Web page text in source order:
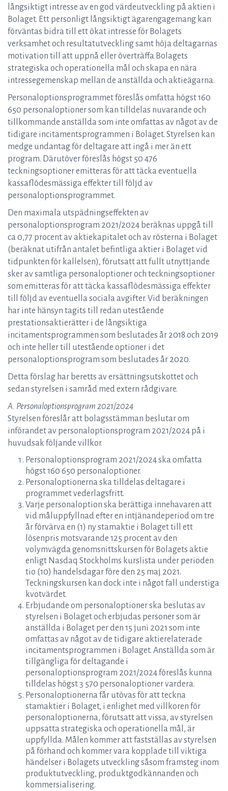
långsiktigt intresse av en god värdeutveckling på aktien i
Bolaget. Ett personligt långsiktigt ägarengagemang kan
förväntas bidra till ett ökat intresse för Bolagets
verksamhet och resultatutveckling samt höja deltagarnas
motivation till att uppnå eller överträffa Bolagets
strategiska och operationella mål och skapa en nära
intressegemenskap mellan de anställda och aktieägarna.
Personaloptionsprogrammet föreslås omfatta högst 160
650 personaloptioner som kan tilldelas nuvarande och
tillkommande anställda som inte omfattas av något av de
tidigare incitamentsprogrammen i Bolaget. Styrelsen kan
medge undantag för deltagare att ingå i mer än ett
program. Därutöver föreslås högst 50 476
teckningsoptioner emitteras för att täcka eventuella
kassaflödesmässiga effekter till följd av
personaloptionsprogrammet.
Den maximala utspädningseffekten av
personaloptionsprogram 2021/2024 beräknas uppgå till
ca 0,77 procent av aktiekapitalet och av rösterna i Bolaget
(beräknat utifrån antalet befintliga aktier i Bolaget vid
tidpunkten för kallelsen), förutsatt att fullt utnyttjande
sker av samtliga personaloptioner och teckningsoptioner
som emitteras för att täcka kassaflödesmässiga effekter
till följd av eventuella sociala avgifter. Vid beräkningen
har inte hänsyn tagits till redan utestående
prestationsaktierätter i de långsiktiga
incitamentsprogrammen som beslutades år 2018 och 2019
och inte heller till utestående optioner i det
personaloptionsprogram som beslutades år 2020.
Detta förslag har beretts av ersättningsutskottet och
sedan styrelsen i samråd med extern rådgivare.
A. Personaloptionsprogram 2021/2024
Styrelsen föreslår att bolagsstämman beslutar om
införandet av personaloptionsprogram 2021/2024 på i
huvudsak följande villkor.
Personaloptionsprogram 2021/2024 ska omfatta
högst 160 650 personaloptioner.
Personaloptionerna ska tilldelas deltagare i
programmet vederlagsfritt.
Varje personaloption ska berättiga innehavaren att
vid måluppfyllnad efter en intjänandeperiod om tre
år förvärva en (1) ny stamaktie i Bolaget till ett
lösenpris motsvarande 125 procent av den
volymvägda genomsnittskursen för Bolagets aktie
enligt Nasdaq Stockholms kurslista under perioden
tio (10) handelsdagar före den 25 maj 2021.
Teckningskursen kan dock inte i något fall understiga
kvotvärdet.
Erbjudande om personaloptioner ska beslutas av
styrelsen i Bolaget och erbjudas personer som är
anställda i Bolaget per den 15 juni 2021 som inte
omfattas av något av de tidigare aktierelaterade
incitamentsprogrammen i Bolaget. Anställda som är
tillgängliga för deltagande i
personaloptionsprogram 2021/2024 föreslås kunna
tilldelas högst 3 570 personaloptioner vardera.
Personaloptionerna får utövas för att teckna
stamaktier i Bolaget, i enlighet med villkoren för
personaloptionerna, förutsatt att vissa, av styrelsen
uppsatta strategiska och operationella mål, är
uppfyllda. Målen kommer att fastställas av styrelsen
på förhand och kommer vara kopplade till viktiga
händelser i Bolagets utveckling såsom framsteg inom
produktutveckling, produktgodkännanden och
kommersialisering.